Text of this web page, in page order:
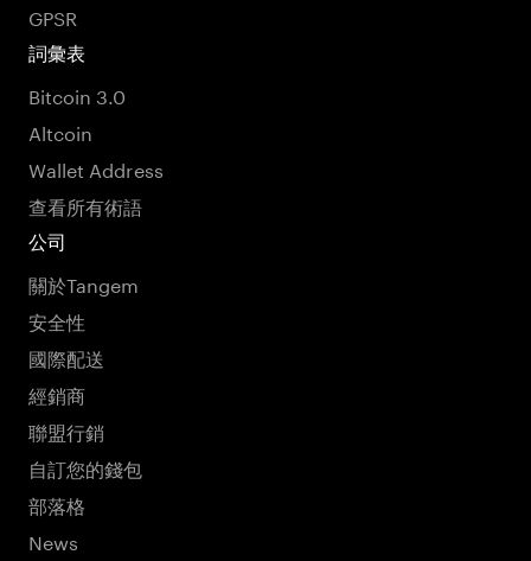
GPSR
詞彙表
Bitcoin 3.0
Altcoin
Wallet Address
查看所有術語
公司
關於Tangem
安全性
國際配送
經銷商
聯盟行銷
自訂您的錢包
部落格
News